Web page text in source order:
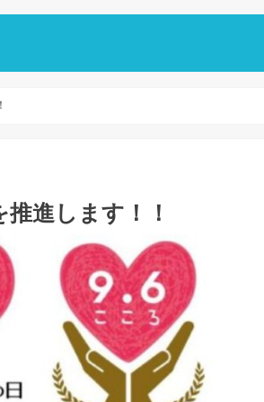
進します！！